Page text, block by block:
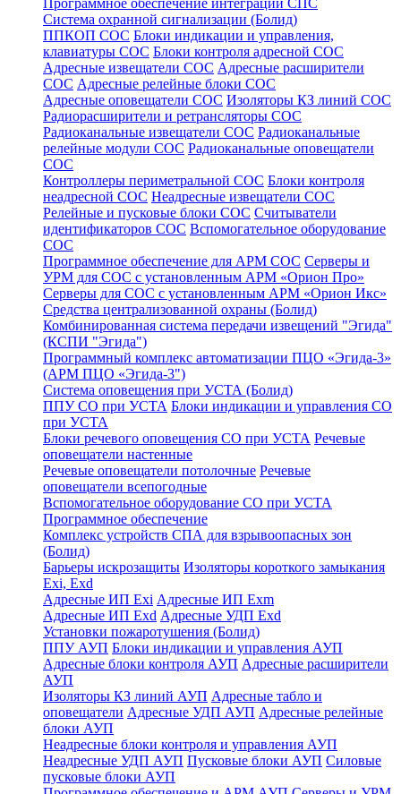
Программное обеспечение интеграции СПС
Система охранной сигнализации (Болид)
ППКОП СОС Блоки индикации и управления,
клавиатуры СОС Блоки контроля адресной СОС
Адресные извещатели СОС Адресные расширители
СОС Адресные релейные блоки СОС
Адресные оповещатели СОС Изоляторы КЗ линий СОС
Радиорасширители и ретрансляторы СОС
Радиоканальные извещатели СОС Радиоканальные
релейные модули СОС Радиоканальные оповещатели
СОС
Контроллеры периметральной СОС Блоки контроля
неадресной СОС Неадресные извещатели СОС
Релейные и пусковые блоки СОС Считыватели
идентификаторов СОС Вспомогательное оборудование
СОС
Программное обеспечение для АРМ СОС Серверы и
УРМ для СОС с установленным АРМ «Орион Про»
Серверы для СОС с установленным АРМ «Орион Икс»
Средства централизованной охраны (Болид)
Комбинированная система передачи извещений "Эгида"
(КСПИ "Эгида")
Программный комплекс автоматизации ПЦО «Эгида-3»
(АРМ ПЦО «Эгида-3")
Система оповещения при УСТА (Болид)
ППУ СО при УСТА Блоки индикации и управления СО
при УСТА
Блоки речевого оповещения СО при УСТА Речевые
оповещатели настенные
Речевые оповещатели потолочные Речевые
оповещатели всепогодные
Вспомогательное оборудование СО при УСТА
Программное обеспечение
Комплекс устройств СПА для взрывоопасных зон
(Болид)
Барьеры искрозащиты Изоляторы короткого замыкания
Exi, Exd
Адресные ИП Exi Адресные ИП Exm
Адресные ИП Exd Адресные УДП Exd
Установки пожаротушения (Болид)
ППУ АУП Блоки индикации и управления АУП
Адресные блоки контроля АУП Адресные расширители
АУП
Изоляторы КЗ линий АУП Адресные табло и
оповещатели Адресные УДП АУП Адресные релейные
блоки АУП
Неадресные блоки контроля и управления АУП
Неадресные УДП АУП Пусковые блоки АУП Силовые
пусковые блоки АУП